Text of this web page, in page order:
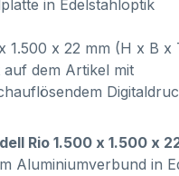
in Edelstahloptik
1.500 x 22 mm (H x B x
dem Artikel mit
Rio 1.500 x 1.500 x
Aluminiumverbund in